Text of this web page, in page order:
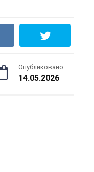
Опубликовано
14.05.2026